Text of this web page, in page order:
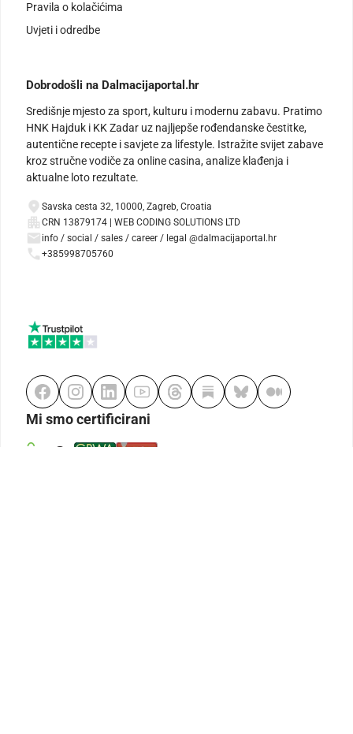
Pravila o kolačićima
Uvjeti i odredbe
Dobrodošli na Dalmacijaportal.hr
Središnje mjesto za sport, kulturu i modernu zabavu. Pratimo
HNK Hajduk i KK Zadar uz najljepše rođendanske čestitke,
autentične recepte i savjete za lifestyle. Istražite svijet zabave
kroz stručne vodiče za online casina, analize klađenja i
aktualne loto rezultate.
Savska cesta 32, 10000, Zagreb, Croatia
CRN 13879174 | WEB CODING SOLUTIONS LTD
info / social / sales / career / legal @dalmacijaportal.hr
+385998705760
Mi smo certificirani